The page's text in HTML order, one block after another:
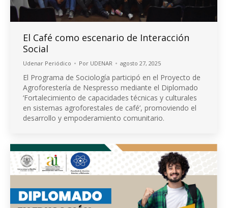
El Café como escenario de Interacción
Social
Udenar Periódico Por UDENAR agosto 27, 2025
El Programa de Sociología participó en el Proyecto de
Agroforestería de Nespresso mediante el Diplomado
‘Fortalecimiento de capacidades técnicas y culturales
en sistemas agroforestales de café’, promoviendo el
desarrollo y empoderamiento comunitario.